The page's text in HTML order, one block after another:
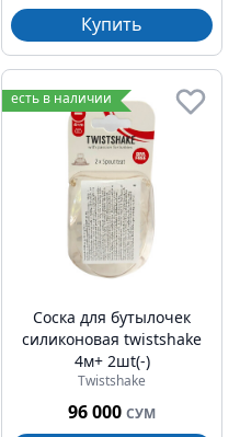
Купить
есть в наличии
Соска для бутылочек
силиконовая twistshake
4м+ 2шt(-)
Twistshake
96 000 СУМ